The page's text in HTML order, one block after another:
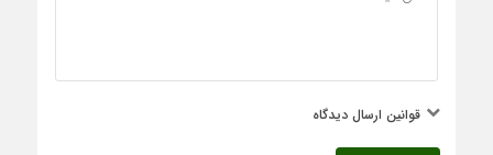
قوانین ارسال دیدگاه